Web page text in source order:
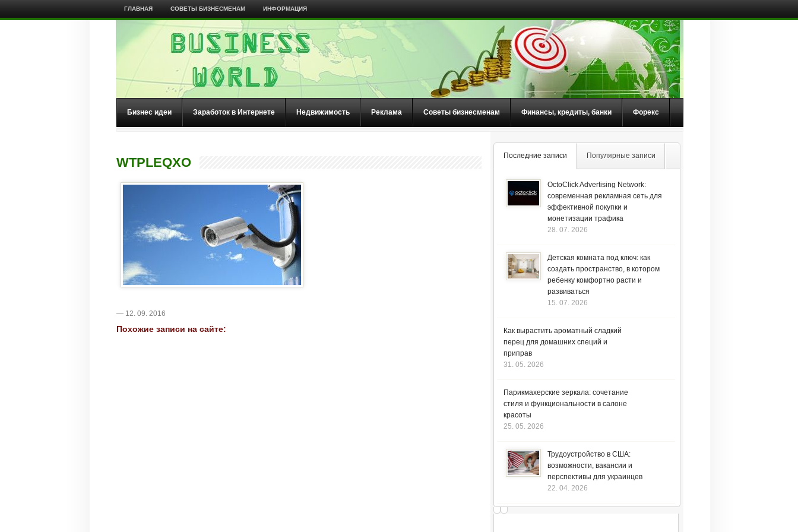
ГЛАВНАЯ СОВЕТЫ БИЗНЕСМЕНАМ ИНФОРМАЦИЯ
Бизнес идеи Заработок в Интернете Недвижимость Реклама Советы бизнесменам Финансы, кредиты, банки Форекс
WTPLEQXO
— 12. 09. 2016
Похожие записи на сайте:
Последние записи Популярные записи
OctoClick Advertising Network:
современная рекламная сеть для
эффективной покупки и
монетизации трафика
28. 07. 2026
Детская комната под ключ: как
создать пространство, в котором
ребенку комфортно расти и
развиваться
15. 07. 2026
Как вырастить ароматный сладкий
перец для домашних специй и
приправ
31. 05. 2026
Парикмахерские зеркала: сочетание
стиля и функциональности в салоне
красоты
25. 05. 2026
Трудоустройство в США:
возможности, вакансии и
перспективы для украинцев
22. 04. 2026